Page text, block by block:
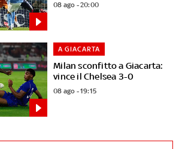
08 ago - 20:00
Milan sconfitto a Giacarta:
vince il Chelsea 3-0
A GIACARTA
08 ago - 19:15